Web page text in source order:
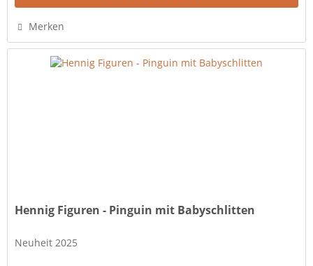
Merken
Hennig Figuren - Pinguin mit Babyschlitten
Neuheit 2025